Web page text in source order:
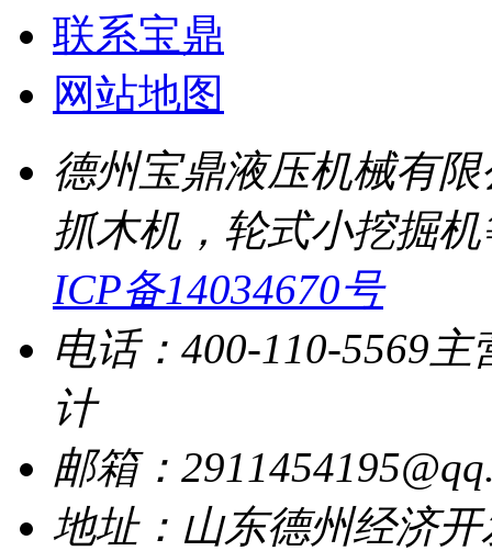
联系宝鼎
网站地图
德州宝鼎液压机械有
抓木机，轮式小挖掘
ICP备14034670号
电话：400-110-5569 主
计
邮箱：
地址：山东德州经济